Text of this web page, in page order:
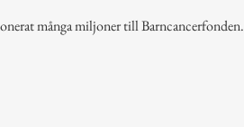
många miljoner till Barncancerfonden.